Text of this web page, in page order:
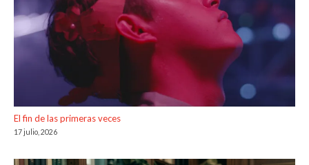
El fin de las primeras veces
17 julio, 2026